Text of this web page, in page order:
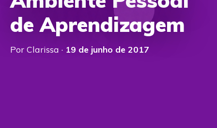
de Aprendizagem
Por Clarissa · 19 de junho de 2017